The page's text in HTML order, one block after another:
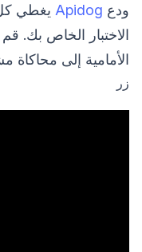
ودع Apidog يغطي
الأمامية إلى محاكاة
زر